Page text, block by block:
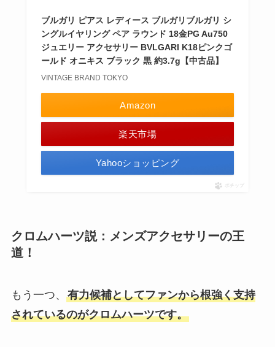
ブルガリ ピアス レディース ブルガリブルガリ シ
ングルイヤリング ペア ラウンド 18金PG Au750
ジュエリー アクセサリー BVLGARI K18ピンクゴ
ールド オニキス ブラック 黒 約3.7g【中古品】
VINTAGE BRAND TOKYO
Amazon
楽天市場
Yahooショッピング
ポチップ
クロムハーツ説：メンズアクセサリーの王
道！
もう一つ、 有力候補としてファンから根強く支持
されているのがクロムハーツです。